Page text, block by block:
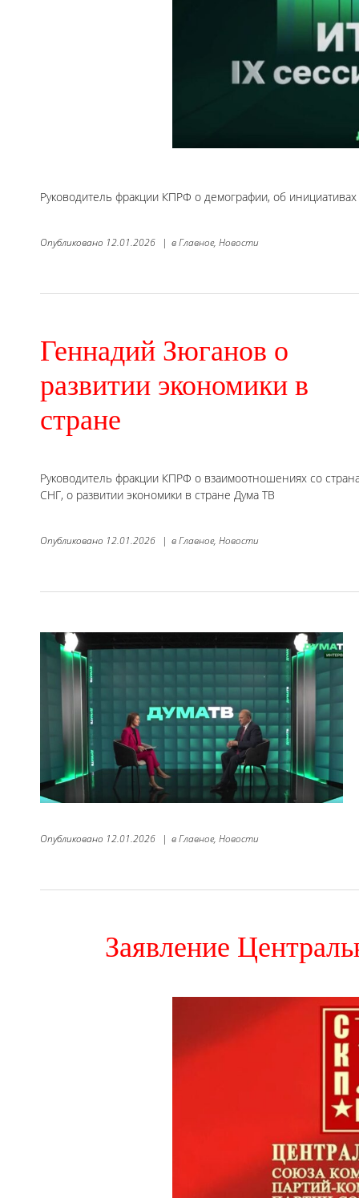
Руководитель фракции КПРФ о демографии, об
Опубликовано 12.01.2026 | вГлавное, Новости
Геннадий Зюганов о
развитии экономики в
стране
Руководитель фракции КПРФ о взаимоотношениях со
СНГ, о развитии экономики в стране Дума ТВ
Опубликовано 12.01.2026 | вГлавное, Новости
Опубликовано 12.01.2026 | вГлавное, Новости
Заявление